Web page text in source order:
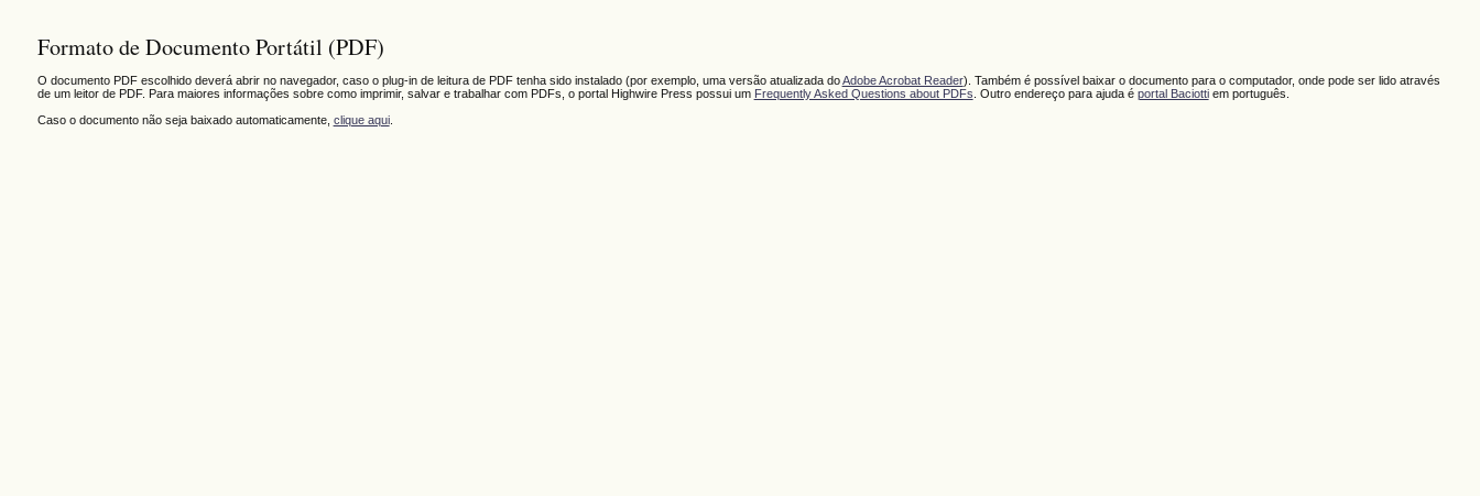
Formato de Documento Portátil (PDF)
O documento PDF escolhido deverá abrir no navegador, caso o plug-in de leitura de PDF tenha sido instalado (por exemplo, uma versão atualizada doAdobe Acrobat Reader). Também é possível baixar o documento para o computador, onde pode ser lido através
de um leitor de PDF. Para maiores informações sobre como imprimir, salvar e trabalhar com PDFs, o portal Highwire Press possui um Frequently Asked Questions about PDFs . Outro endereço para ajuda é portal Baciottiem português.
Caso o documento não seja baixado automaticamente, clique aqui.